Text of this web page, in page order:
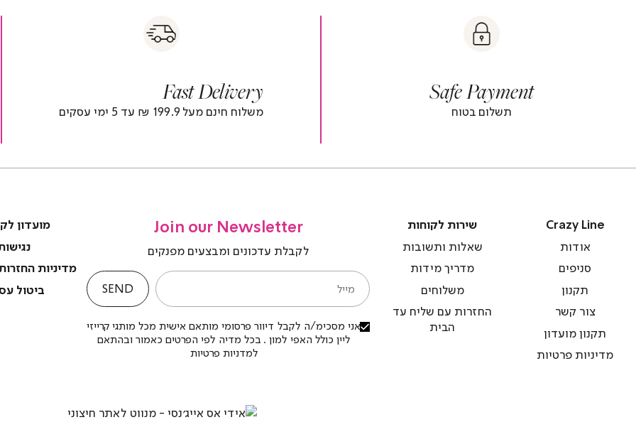
safe
footer
banner
(4)
Safe Payment
תשלום בטוח
fast
footer
banner
(4)
Fast Delivery
משלוח חינם מעל 199.9 ₪ עד 5 ימי עסקים
Crazy
Crazy Line
אודות
סניפים
תקנון
צור קשר
תקנון מועדון
מדיניות פרטיות
שירות
שירות לקוחות
שאלות ותשובות
מדריך מידות
משלוחים
החזרות עם שליח עד
הבית
Join our Newsletter
לקבלת עדכונים ומבצעים מפנקים
מייל
אני מסכימ/ה לקבל דיוור פרסומי מותאם אישית מכל מותגי קרייזי
ליין כולל האפי למון . בכל מדיה לפי הפרטים כאמור ובהתאם
למדניות פרטיות
SEND
מועדון
מדיניות
ביטול